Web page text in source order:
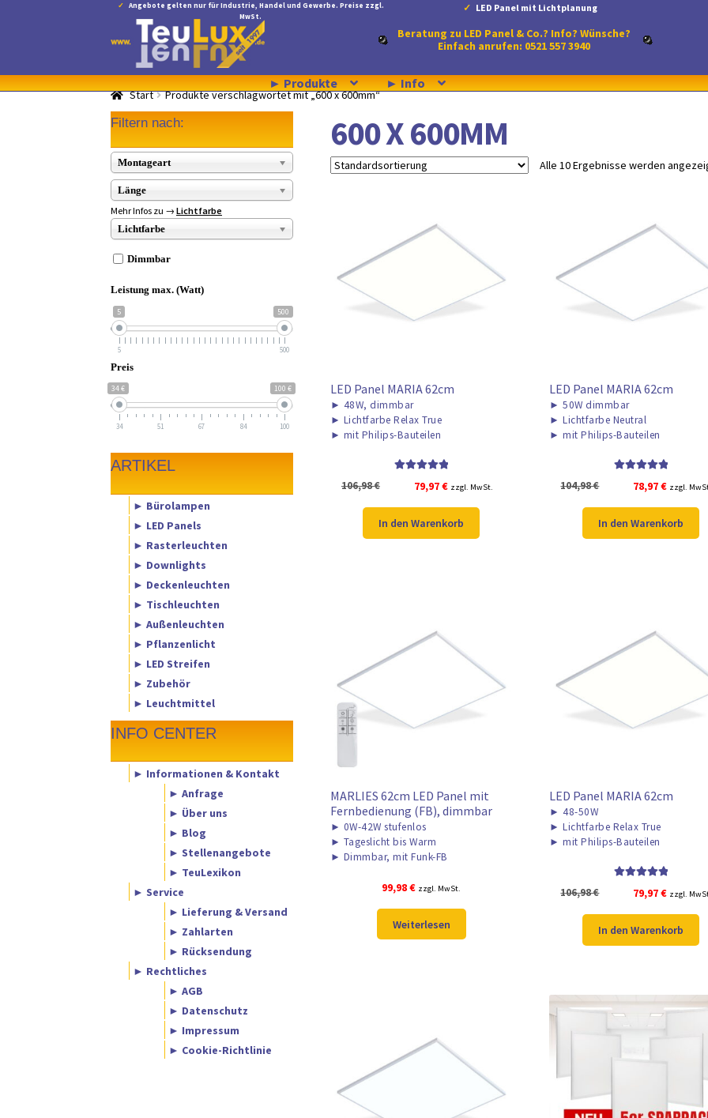
Angebote gelten nur für Industrie, Handel und Gewerbe. Preise zzgl.
MwSt.
LED Panel mit Lichtplanung
Navigation
springen
Inhalt
springen
Beratung zu LED Panel & Co.? Info? Wünsche?
Einfach anrufen: 0521 557 3940
► Produkte ► Info
Start Produkte verschlagwortet mit „600 x 600mm“
600 X 600MM
Alle 10 Ergebnisse werden
LED Panel MARIA 62cm
► 48W, dimmbar
► Lichtfarbe Relax True
► mit Philips-Bauteilen
von 5
106,98€
Ursprünglicher
war:
106,98 €
79,97€Aktueller
ist:
79,97 €.
zzgl. MwSt.
In den Warenkorb
LED Panel MARIA 62cm
► 50W dimmbar
► Lichtfarbe Neutral
► mit Philips-Bauteilen
von 5
104,98€
Ursprünglicher
war:
104,98 €
78,97€
ist:
78,97 €.
zzgl.
In den Warenkorb
MARLIES 62cm LED Panel mit
Fernbedienung (FB), dimmbar
► 0W-42W stufenlos
► Tageslicht bis Warm
► Dimmbar, mit Funk-FB
99,98€ zzgl. MwSt.
Weiterlesen
LED Panel MARIA 62cm
► 48-50W
► Lichtfarbe Relax True
► mit Philips-Bauteilen
von 5
106,98€
Ursprünglicher
war:
106,98 €
79,97€
ist:
79,97 €.
zzgl.
In den Warenkorb
Filtern nach:
Montageart
Länge
Mehr Infos zu →Lichtfarbe
Lichtfarbe
Dimmbar
Leistung max. (Watt)
5 500
5 500
Preis
34 € 100 €
34 51 67 84 100
ARTIKEL
► Bürolampen
► LED Panels
► Rasterleuchten
► Downlights
► Deckenleuchten
► Tischleuchten
► Außenleuchten
► Pflanzenlicht
► LED Streifen
► Zubehör
► Leuchtmittel
INFO CENTER
► Informationen & Kontakt
► Anfrage
► Über uns
► Blog
► Stellenangebote
► TeuLexikon
► Service
► Lieferung & Versand
► Zahlarten
► Rücksendung
► Rechtliches
► AGB
► Datenschutz
► Impressum
► Cookie-Richtlinie